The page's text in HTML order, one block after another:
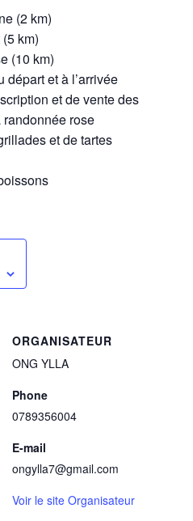
(2 km)
km)
(10 km)
départ et à l’arrivée
et de vente des
rose
et de tartes
ORGANISATEUR
ONG YLLA
Phone
0789356004
E-mail
ongylla7@gmail.com
Voir le site Organisateur